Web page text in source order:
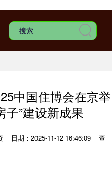
中国住博会在京举
子”建设新成果
日期：2025-11-12 16:46:09
查